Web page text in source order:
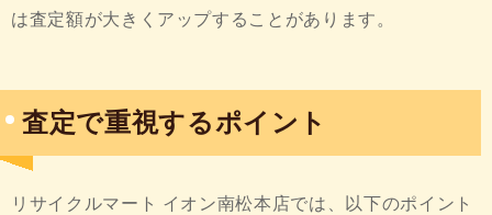
は査定額が大きくアップすることがあります。
査定で重視するポイント
リサイクルマート イオン南松本店では、以下のポイント